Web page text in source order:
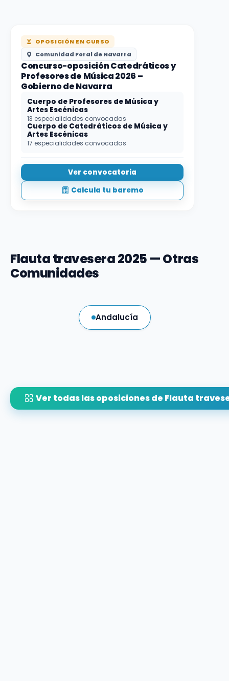
OPOSICIÓN EN CURSO
Comunidad Foral de Navarra
Concurso-oposición Catedráticos y
Profesores de Música 2026 –
Gobierno de Navarra
Cuerpo de Profesores de Música y
Artes Escénicas
13 especialidades convocadas
Cuerpo de Catedráticos de Música y
Artes Escénicas
17 especialidades convocadas
Ver convocatoria
Calcula tu baremo
Flauta travesera 2025 — Otras
Comunidades
Andalucía
Ver todas las oposiciones de Flauta